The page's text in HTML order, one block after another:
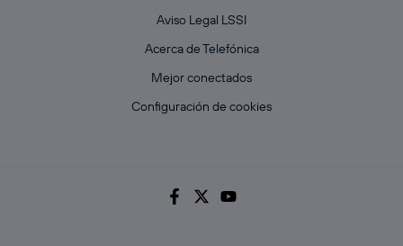
Aviso Legal LSSI
Acerca de Telefónica
Mejor conectados
Configuración de cookies